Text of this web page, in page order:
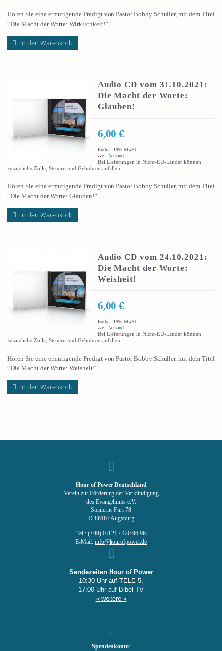
Hören Sie eine ermutigende Predigt von Pastor Bobby Schuller, mit dem Titel
“Die Macht der Worte: Wirklichkeit!”.
In den Warenkorb
Audio CD vom 31.10.2021:
Die Macht der Worte:
Glauben!
6,00€
Enthält 19% MwSt.
zzgl.Versand
Bei Lieferungen in Nicht-EU-Länder können
zusätzliche Zölle, Steuern und Gebühren anfallen.
Hören Sie eine ermutigende Predigt von Pastor Bobby Schuller, mit dem Titel
“Die Macht der Worte: Glauben!”.
In den Warenkorb
Audio CD vom 24.10.2021:
Die Macht der Worte:
Weisheit!
6,00€
Enthält 19% MwSt.
zzgl.Versand
Bei Lieferungen in Nicht-EU-Länder können
zusätzliche Zölle, Steuern und Gebühren anfallen.
Hören Sie eine ermutigende Predigt von Pastor Bobby Schuller, mit dem Titel
“Die Macht der Worte: Weisheit!”.
In den Warenkorb
Hour of Power Deutschland
Verein zur Förderung der Verkündigung
des Evangeliums e.V.
Steinerne Furt 78
D-86167 Augsburg
Tel.: (+49) 0 8 21 / 420 96 96
E-Mail: info@hourofpower.de
Sendezeiten Hour of Power
10:30 Uhr auf TELE 5,
17:00 Uhr auf Bibel TV
» weitere «
Spendenkonto: